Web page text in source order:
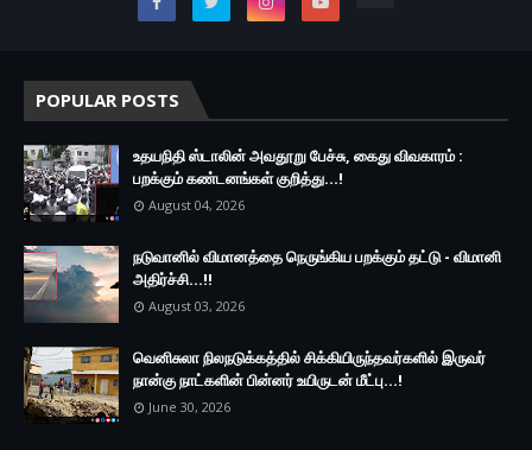
POPULAR POSTS
உதயநிதி ஸ்டாலின் அவதூறு பேச்சு, கைது விவகாரம் :
பறக்கும் கண்டனங்கள் குறித்து...!
August 04, 2026
நடுவானில் விமானத்தை நெருங்கிய பறக்கும் தட்டு - விமானி
அதிர்ச்சி...!!
August 03, 2026
வெனிசுலா நிலநடுக்கத்தில் சிக்கியிருந்தவர்களில் இருவர்
நான்கு நாட்களின் பின்னர் உயிருடன் மீட்பு...!
June 30, 2026